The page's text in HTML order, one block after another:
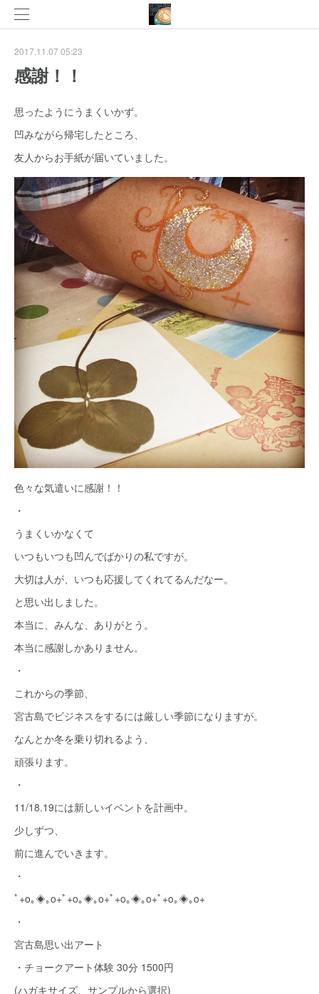
2017.11.07 05:23
感謝！！
思ったようにうまくいかず。
凹みながら帰宅したところ、
友人からお手紙が届いていました。
色々な気遣いに感謝！！
・
うまくいかなくて
いつもいつも凹んでばかりの私ですが。
大切は人が、いつも応援してくれてるんだなー。
と思い出しました。
本当に、みんな、ありがとう。
本当に感謝しかありません。
・
これからの季節、
宮古島でビジネスをするには厳しい季節になりますが。
なんとか冬を乗り切れるよう、
頑張ります。
・
11/18.19には新しいイベントを計画中。
少しずつ、
前に進んでいきます。
・
ﾟ+o｡◈｡o+ﾟ+o｡◈｡o+ﾟ+o｡◈｡o+ﾟ+o｡◈｡o+
・
宮古島思い出アート
・チョークアート体験 30分 1500円
(ハガキサイズ、サンプルから選択)